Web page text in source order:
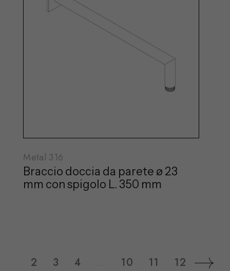
Metal 316
Braccio doccia da parete ø 23
mm con spigolo L. 350 mm
2 3 4 … 10 11 12